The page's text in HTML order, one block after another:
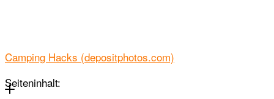
Camping Hacks (depositphotos.com)
Seiteninhalt: